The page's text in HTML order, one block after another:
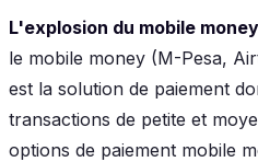
L'explosion du mobile money
le mobile money (M-Pesa,
est la solution de paiement
transactions de petite et
options de paiement mobile